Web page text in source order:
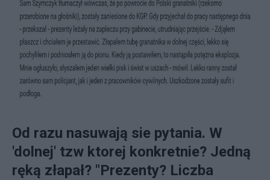
Od razu nasuwają sie pytania. W
'dolnej' tzw ktorej konkretnie? Jedną
ręką złapał? "Prezenty? Liczba